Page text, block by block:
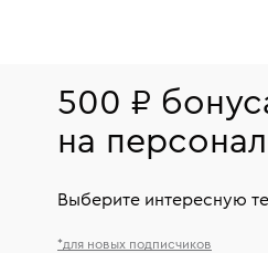
500 ₽
на
Выберите интересную
*для новых подписчиков